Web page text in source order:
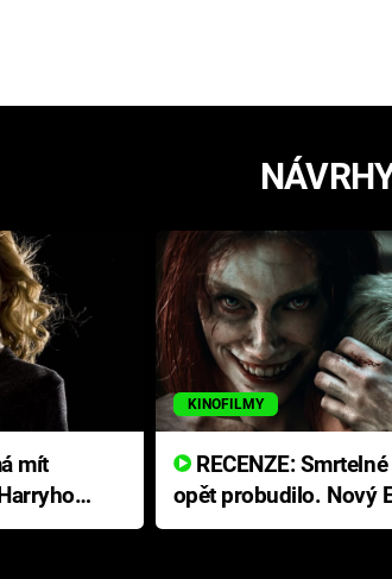
mít
KINOFILMY
RECENZE: Smrtelné zlo se
opět probudilo. Nový
přichází s